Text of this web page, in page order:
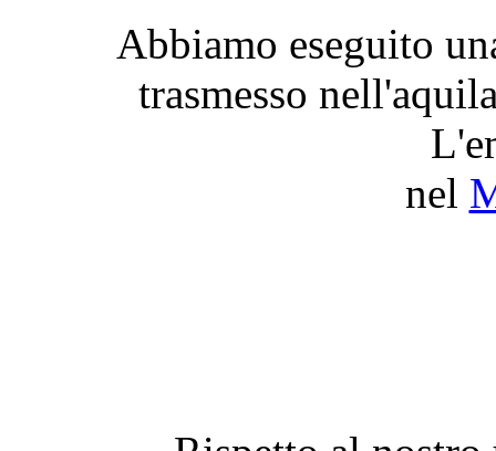
Abbiamo eseguito
trasmesso
nel